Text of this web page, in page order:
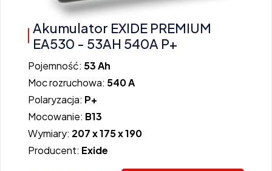
Akumulator EXIDE PREMIUM
EA530 - 53AH 540A P+
Pojemność: 53 Ah
Moc rozruchowa: 540 A
Polaryzacja: P+
Mocowanie: B13
Wymiary: 207 x 175 x 190
Producent: Exide